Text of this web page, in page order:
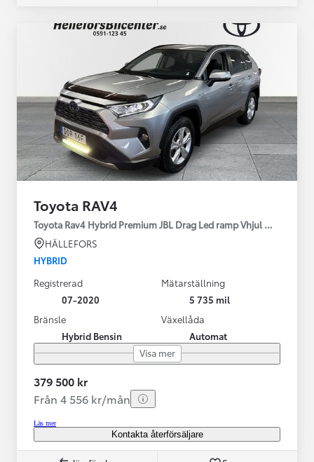
Toyota RAV4
Toyota Rav4 Hybrid Premium JBL Drag Led ramp Vhjul motorv
HÄLLEFORS
HYBRID
Registrerad
07-2020
Mätarställning
5 735 mil
Bränsle
Hybrid Bensin
Växellåda
Automat
Visa mer
379 500 kr
Från 4 556 kr/mån
Läs mer
Kontakta återförsäljare